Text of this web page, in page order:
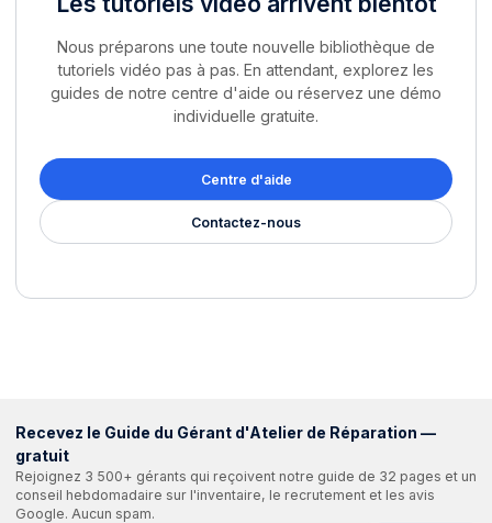
Nous préparons une toute nouvelle bibliothèque de
tutoriels vidéo pas à pas. En attendant, explorez les
guides de notre centre d'aide ou réservez une démo
individuelle gratuite.
Centre d'aide
Contactez-nous
Recevez le Guide du Gérant d'Atelier de Réparation —
gratuit
Rejoignez 3 500+ gérants qui reçoivent notre guide de 32 pages et un
conseil hebdomadaire sur l'inventaire, le recrutement et les avis
Google. Aucun spam.